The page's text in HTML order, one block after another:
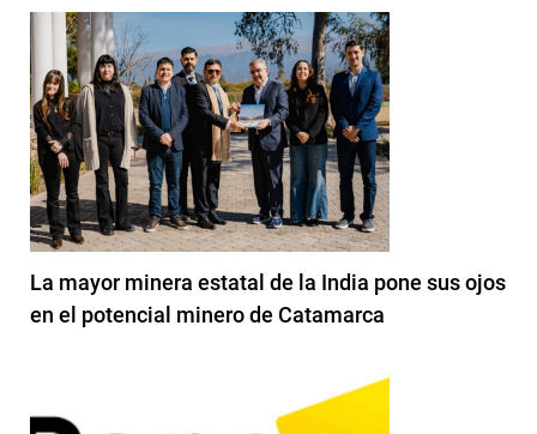
La mayor minera estatal de la India pone sus ojos
en el potencial minero de Catamarca